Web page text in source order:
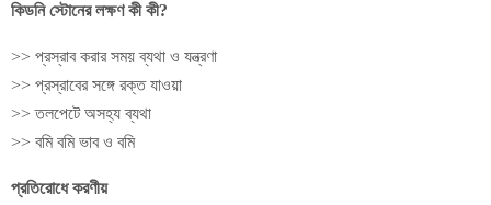
কিডনি স্টোনের লক্ষণ কী কী?
>> প্রস্রাব করার সময় ব্যথা ও যন্ত্রণা
>> প্রস্রাবের সঙ্গে রক্ত যাওয়া
>> তলপেটে অসহ্য ব্যথা
>> বমি বমি ভাব ও বমি
প্রতিরোধে করণীয়